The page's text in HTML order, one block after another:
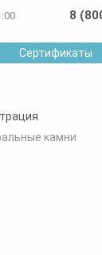
8
Сертификаты
камни